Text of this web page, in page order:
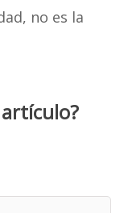
no es la